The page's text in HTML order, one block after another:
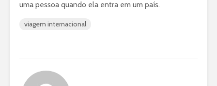
uma pessoa quando ela entra em um país.
viagem internacional